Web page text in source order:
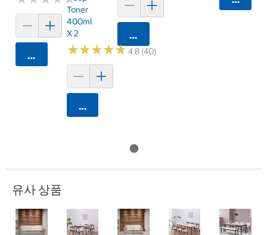
카트에 담기
Toner
400ml
X 2
★★★★★
★★★★★4.8 (40)
카트에 담기
카트에 담기
유사 상품